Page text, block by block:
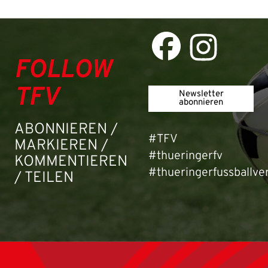
FOLLOW
TFV
ABONNIEREN /
MARKIEREN /
KOMMENTIEREN
/ TEILEN
Newsletter
abonnieren
#TFV
#thueringerfv